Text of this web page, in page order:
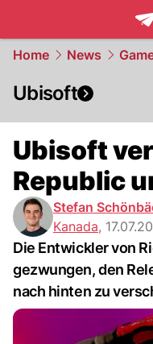
Home News
Ubisoft
Ubisoft
Republic
Stefan
Kanada,
Die Entwickler von
gezwungen, den
nach hinten zu